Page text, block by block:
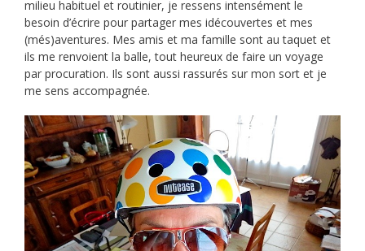
milieu habituel et routinier, je ressens intensément le
besoin d’écrire pour partager mes idécouvertes et mes
(més)aventures. Mes amis et ma famille sont au taquet et
ils me renvoient la balle, tout heureux de faire un voyage
par procuration. Ils sont aussi rassurés sur mon sort et je
me sens accompagnée.